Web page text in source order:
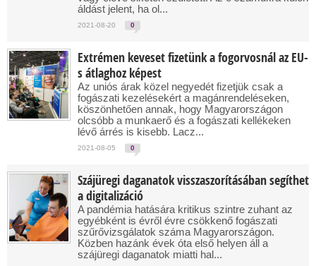
áldást jelent, ha ol...
2021-08-20 0
Extrémen keveset fizetünk a fogorvosnál az EU-
s átlaghoz képest
Az uniós árak közel negyedét fizetjük csak a
fogászati kezelésekért a magánrendeléseken,
köszönhetően annak, hogy Magyarországon
olcsóbb a munkaerő és a fogászati kellékeken
lévő árrés is kisebb. Lacz...
2021-08-05 0
Szájüregi daganatok visszaszorításában segíthet
a digitalizáció
A pandémia hatására kritikus szintre zuhant az
egyébként is évről évre csökkenő fogászati
szűrővizsgálatok száma Magyarországon.
Közben hazánk évek óta első helyen áll a
szájüregi daganatok miatti hal...